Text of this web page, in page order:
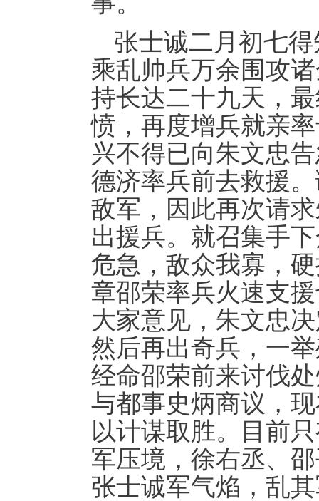
张士诚二月初七
乘乱帅兵万余围攻
持长达二十九天，
愤，再度增兵就亲
兴不得已向朱文忠
德济率兵前去救援
敌军，因此再次请
出援兵。就召集手
危急，敌众我寡，
章邵荣率兵火速支
大家意见，朱文忠
然后再出奇兵，一
经命邵荣前来讨伐
与都事史炳商议，
以计谋取胜。目前
军压境，徐右丞、
张士诚军气焰，乱